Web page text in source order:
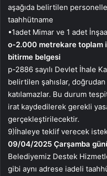
aşağıda belirtilen
taahhütname
•1adet Mimar ve 1 adet
o-2.000 metrekare toplam
bitirme belgesi
p-2886 sayılı Devlet İhale
belirtilen şahıslar,
katılamazlar. Bu durum
irat kaydedilerek gerekli
gerçekleştirilecektir.
9)İhaleye teklif verecek
09/04/2025 Çarşamba
Belediyemiz Destek
gibi aynı adrese iadeli